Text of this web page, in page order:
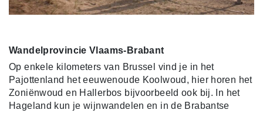
Wandelprovincie Vlaams-Brabant
Op enkele kilometers van Brussel vind je in het
Pajottenland het eeuwenoude Koolwoud, hier horen het
Zoniënwoud en Hallerbos bijvoorbeeld ook bij. In het
Hageland kun je wijnwandelen en in de Brabantse